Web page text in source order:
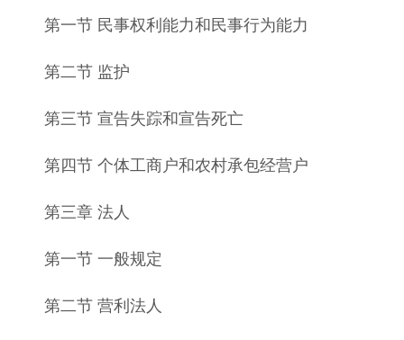
第一节 民事权利能力和民事行为能力
第二节 监护
第三节 宣告失踪和宣告死亡
第四节 个体工商户和农村承包经营户
第三章 法人
第一节 一般规定
第二节 营利法人